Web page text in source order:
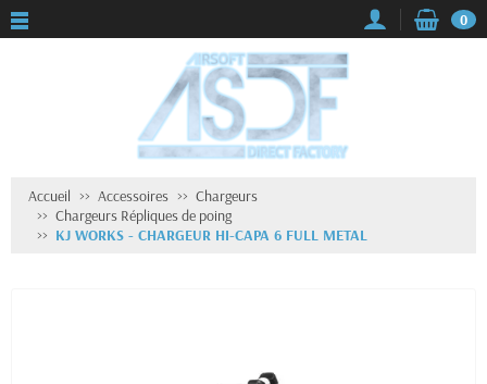
0
Accueil Accessoires
Chargeurs
Chargeurs Répliques de poing
KJ WORKS - CHARGEUR HI-CAPA 6 FULL METAL